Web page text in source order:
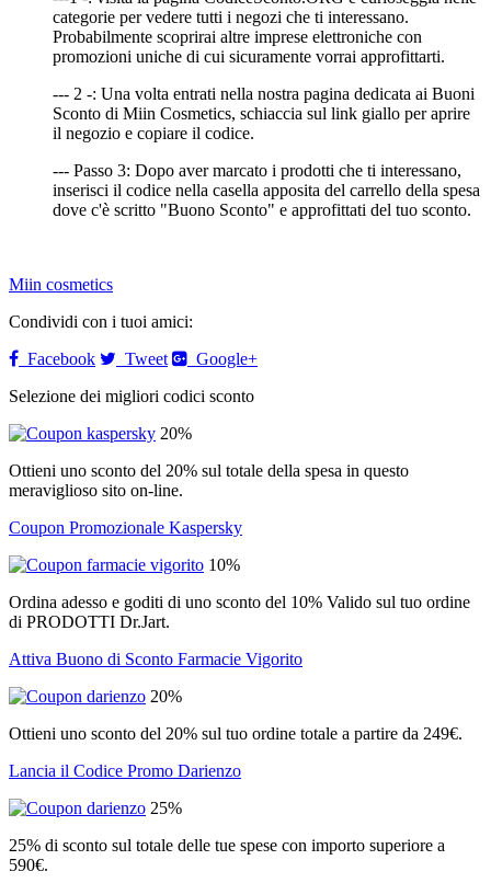
categorie per vedere tutti i negozi che ti interessano.
Probabilmente scoprirai altre imprese elettroniche con
promozioni uniche di cui sicuramente vorrai approfittarti.
--- 2 -: Una volta entrati nella nostra pagina dedicata ai Buoni
Sconto di Miin Cosmetics, schiaccia sul link giallo per aprire
il negozio e copiare il codice.
--- Passo 3: Dopo aver marcato i prodotti che ti interessano,
inserisci il codice nella casella apposita del carrello della spesa
dove c'è scritto "Buono Sconto" e approfittati del tuo sconto.
Miin cosmetics
Condividi con i tuoi amici:
Facebook
Tweet
Google+
Selezione dei migliori codici sconto
20%
Ottieni uno sconto del 20% sul totale della spesa in questo
meraviglioso sito on-line.
Coupon Promozionale Kaspersky
10%
Ordina adesso e goditi di uno sconto del 10% Valido sul tuo ordine
di PRODOTTI Dr.Jart.
Attiva Buono di Sconto Farmacie Vigorito
20%
Ottieni uno sconto del 20% sul tuo ordine totale a partire da 249€.
Lancia il Codice Promo Darienzo
25%
25% di sconto sul totale delle tue spese con importo superiore a
590€.